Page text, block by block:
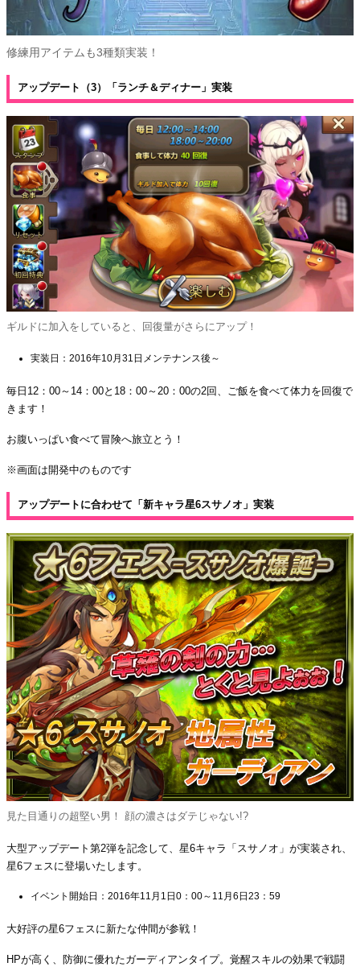
修練用アイテムも3種類実装！
アップデート（3）「ランチ＆ディナー」実装
ギルドに加入をしていると、回復量がさらにアップ！
実装日：2016年10月31日メンテナンス後～
毎日12：00～14：00と18：00～20：00の2回、ご飯を食べて体力を回復で
きます！
お腹いっぱい食べて冒険へ旅立とう！
※画面は開発中のものです
アップデートに合わせて「新キャラ星6スサノオ」実装
見た目通りの超堅い男！ 顔の濃さはダテじゃない!?
大型アップデート第2弾を記念して、星6キャラ「スサノオ」が実装され、
星6フェスに登場いたします。
イベント開始日：2016年11月1日0：00～11月6日23：59
大好評の星6フェスに新たな仲間が参戦！
HPが高く、防御に優れたガーディアンタイプ。覚醒スキルの効果で戦闘